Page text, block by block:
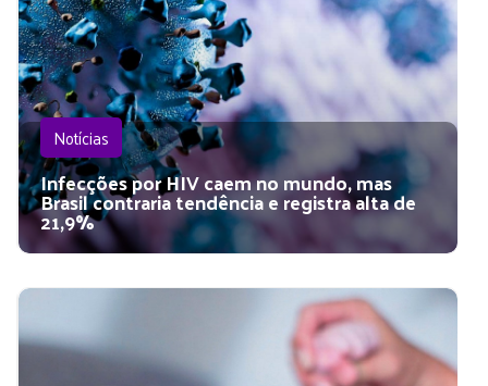
Notícias
Infecções por HIV caem no mundo, mas
Brasil contraria tendência e registra alta de
21,9%